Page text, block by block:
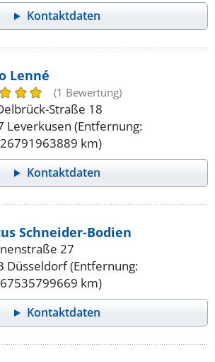
Kontaktdaten
Lenné
(1 Bewertung)
Straße 18
Leverkusen (Entfernung:
km)
Kontaktdaten
Schneider-Bodien
27
Düsseldorf (Entfernung:
km)
Kontaktdaten